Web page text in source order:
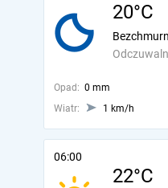
20°C
Opad: 0 mm
Wiatr:
1 km/h
06:00
22°C